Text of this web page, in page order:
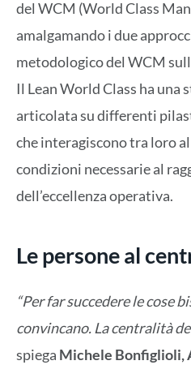
del WCM (World Class
amalgamando i due
metodologico del WCM
Il Lean World Class ha
articolata su differenti
che interagiscono tra loro
condizioni necessarie al
dell’eccellenza operativa. ​
Le persone al
“Per far succedere le cose
convincano. La centralità
spiega Michele Bonfiglioli,